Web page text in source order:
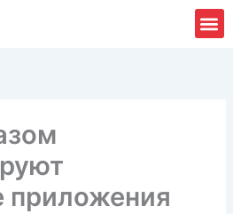
приложения